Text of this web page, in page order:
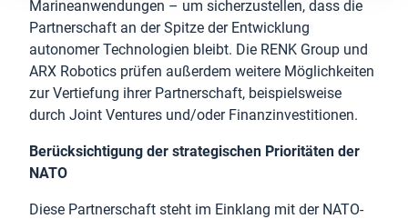
Marineanwendungen – um sicherzustellen, dass die
Partnerschaft an der Spitze der Entwicklung
autonomer Technologien bleibt. Die RENK Group und
ARX Robotics prüfen außerdem weitere Möglichkeiten
zur Vertiefung ihrer Partnerschaft, beispielsweise
durch Joint Ventures und/oder Finanzinvestitionen.
Berücksichtigung der strategischen Prioritäten der
NATO
Diese Partnerschaft steht im Einklang mit der NATO-